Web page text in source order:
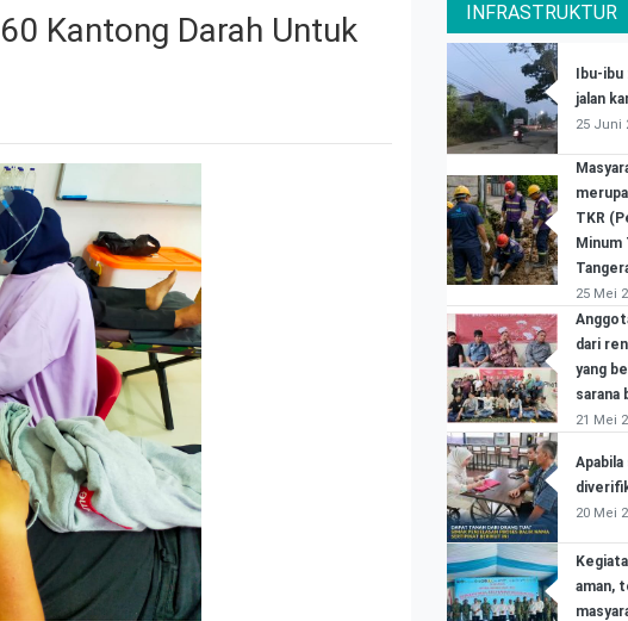
Kantong Darah Untuk
INFRASTRUKTUR
Ibu-
jalan
25 Juni
TKR
Minum
25 Mei
dari
yang
sarana
21 Mei
20 Mei
aman,